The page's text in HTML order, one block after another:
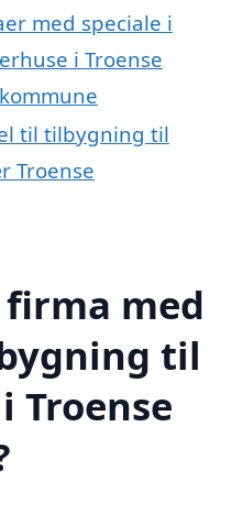
med speciale i
i Troense
til tilbygning til
Troense
med
til
Troense